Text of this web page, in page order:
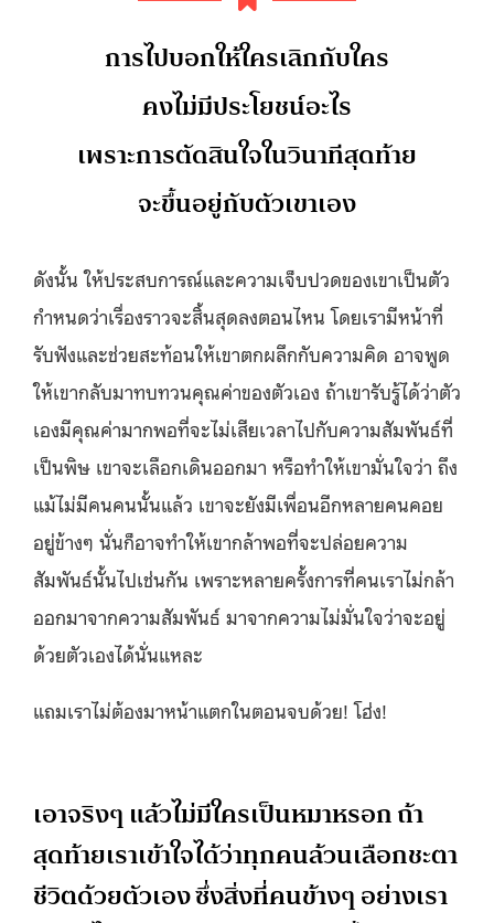
การไปบอกให้ใครเลิกกับใคร
คงไม่มีประโยชน์อะไร
เพราะการตัดสินใจในวินาทีสุดท้าย
จะขึ้นอยู่กับตัวเขาเอง
ดังนั้น ให้ประสบการณ์และความเจ็บปวดของเขาเป็นตัว
กำหนดว่าเรื่องราวจะสิ้นสุดลงตอนไหน โดยเรามีหน้าที่
รับฟังและช่วยสะท้อนให้เขาตกผลึกกับความคิด อาจพูด
ให้เขากลับมาทบทวนคุณค่าของตัวเอง ถ้าเขารับรู้ได้ว่าตัว
เองมีคุณค่ามากพอที่จะไม่เสียเวลาไปกับความสัมพันธ์ที่
เป็นพิษ เขาจะเลือกเดินออกมา หรือทำให้เขามั่นใจว่า ถึง
แม้ไม่มีคนคนนั้นแล้ว เขาจะยังมีเพื่อนอีกหลายคนคอย
อยู่ข้างๆ นั่นก็อาจทำให้เขากล้าพอที่จะปล่อยความ
สัมพันธ์นั้นไปเช่นกัน เพราะหลายครั้งการที่คนเราไม่กล้า
ออกมาจากความสัมพันธ์ มาจากความไม่มั่นใจว่าจะอยู่
ด้วยตัวเองได้นั่นแหละ
แถมเราไม่ต้องมาหน้าแตกในตอนจบด้วย! โฮ่ง!
เอาจริงๆ แล้วไม่มีใครเป็นหมาหรอก ถ้า
สุดท้ายเราเข้าใจได้ว่าทุกคนล้วนเลือกชะตา
ชีวิตด้วยตัวเอง ซึ่งสิ่งที่คนข้างๆ อย่างเรา